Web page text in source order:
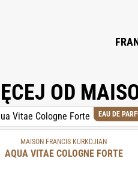
OD
EAU DE
MAISON FRANCIS KURKDJIAN
AQUA VITAE COLOGNE FORTE